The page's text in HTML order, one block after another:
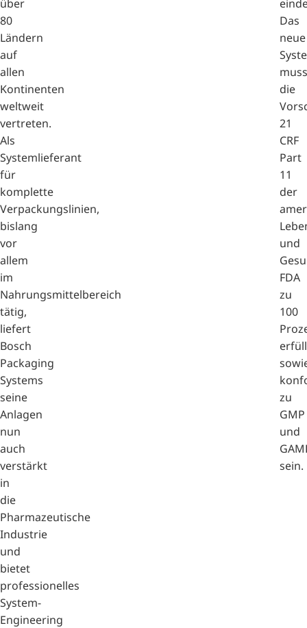
über
80
Ländern
auf
allen
Kontinenten
weltweit
vertreten.
Als
Systemlieferant
für
komplette
Verpackungslinien,
bislang
vor
allem
im
Nahrungsmittelbereich
tätig,
liefert
Bosch
Packaging
Systems
seine
Anlagen
nun
auch
verstärkt
in
die
Pharmazeutische
Industrie
und
bietet
professionelles
System-
Engineering
Das
neue
die
21
CRF
Part
11
der
und
FDA
zu
100
zu
GMP
und
sein.